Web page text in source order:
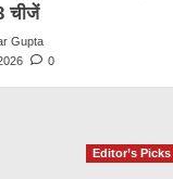
चीजें
Gupta
0
Editor’s Picks